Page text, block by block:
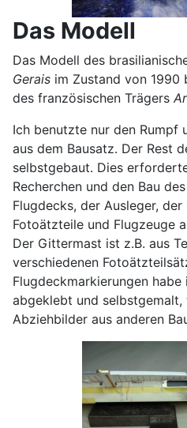
Das Modell
Das Modell des
Gerais im Zustand von 1990
des französischen Trägers
Ich benutzte nur den Rumpf
aus dem Bausatz. Der Rest
selbstgebaut. Dies
Recherchen und den Bau
Flugdecks, der Ausleger,
Fotoätzteile und Flugzeuge
Der Gittermast ist z.B. aus
verschiedenen
Flugdeckmarkierungen
abgeklebt und selbstgemalt,
Abziehbilder aus anderen